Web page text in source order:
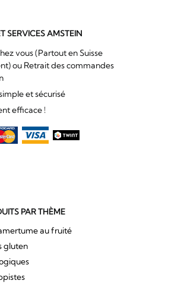
SERVICES AMSTEIN
vous (Partout en Suisse
ou Retrait des commandes
et sécurisé
efficace !
PAR THÈME
au fruité
gluten